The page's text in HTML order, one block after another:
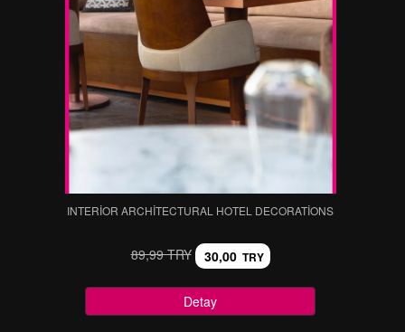
INTERIOR ARCHITECTURAL HOTEL DECORATIONS
89,99 TRY 30,00 TRY
Detay